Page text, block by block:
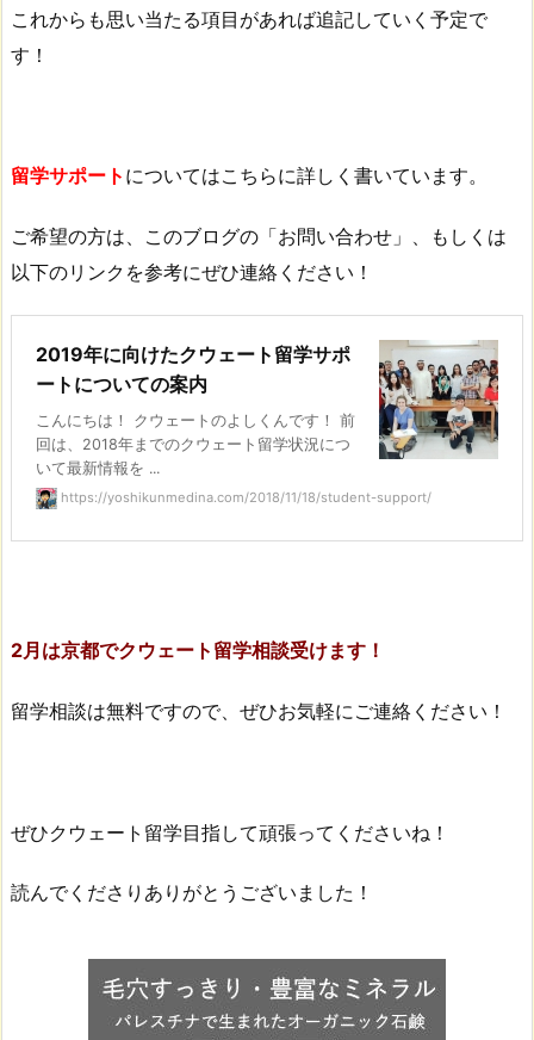
これからも思い当たる項目があれば追記していく予定で
す！
留学サポート についてはこちらに詳しく書いています。
ご希望の方は、このブログの「お問い合わせ」、もしくは
以下のリンクを参考にぜひ連絡ください！
2019年に向けたクウェート留学サポ
ートについての案内
こんにちは！ クウェートのよしくんです！ 前
回は、2018年までのクウェート留学状況につ
いて最新情報を ...
https://yoshikunmedina.com/2018/11/18/student-support/
2月は京都でクウェート留学相談受けます！
留学相談は無料ですので、ぜひお気軽にご連絡ください！
ぜひクウェート留学目指して頑張ってくださいね！
読んでくださりありがとうございました！